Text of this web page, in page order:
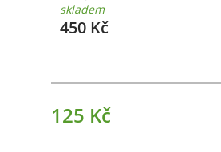
skladem
450 Kč
125 Kč